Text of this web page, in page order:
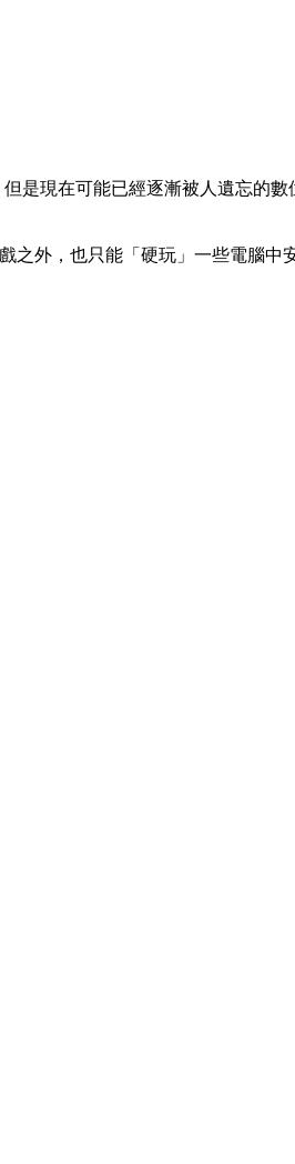
是現在可能已經逐漸被人遺忘的
外，也只能「硬玩」一些電腦中